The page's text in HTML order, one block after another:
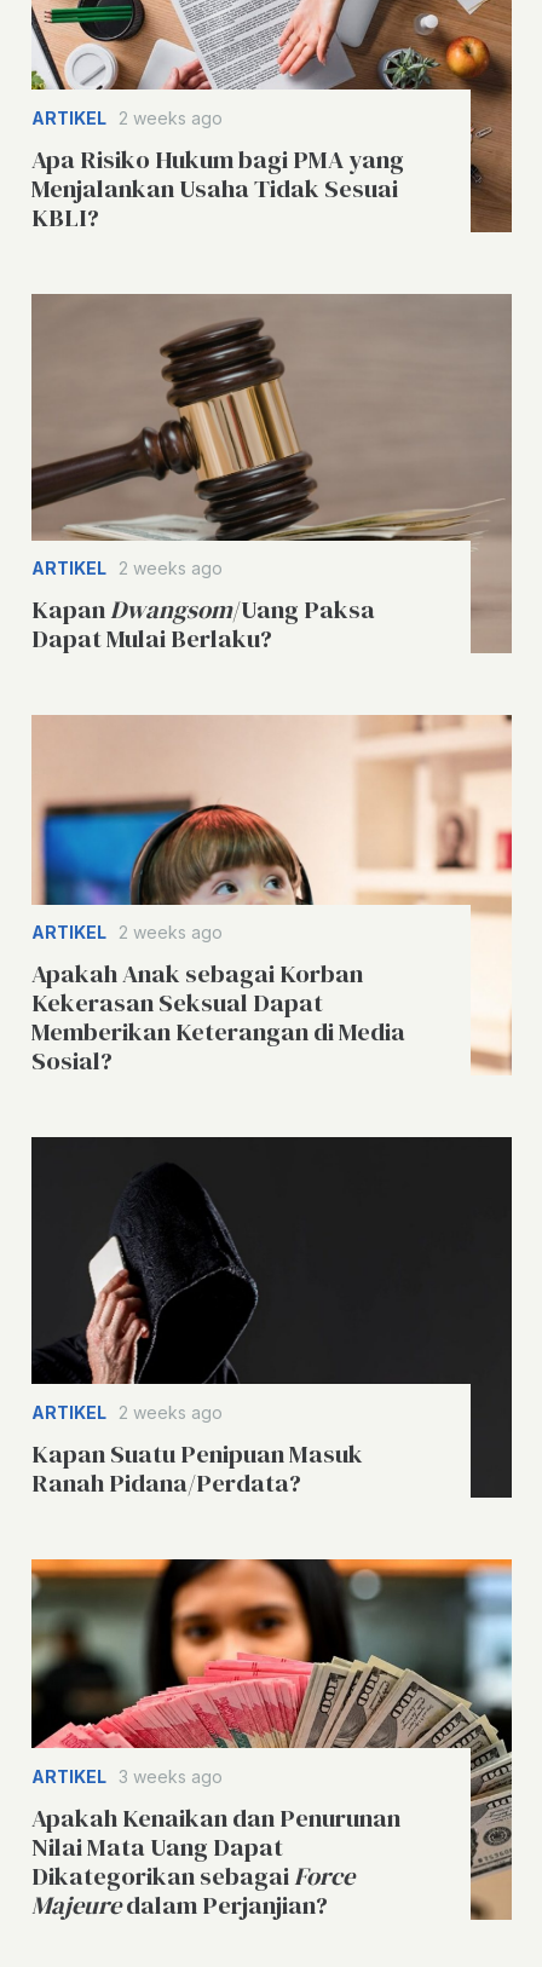
ARTIKEL 2 weeks ago
Apa Risiko Hukum bagi PMA yang
Menjalankan Usaha Tidak Sesuai
KBLI?
ARTIKEL 2 weeks ago
KapanDwangsom/Uang Paksa
Dapat Mulai Berlaku?
ARTIKEL 2 weeks ago
Apakah Anak sebagai Korban
Kekerasan Seksual Dapat
Memberikan Keterangan di Media
Sosial?
ARTIKEL 2 weeks ago
Kapan Suatu Penipuan Masuk
Ranah Pidana/Perdata?
ARTIKEL 3 weeks ago
Apakah Kenaikan dan Penurunan
Nilai Mata Uang Dapat
Dikategorikan sebagaiForce
Majeuredalam Perjanjian?